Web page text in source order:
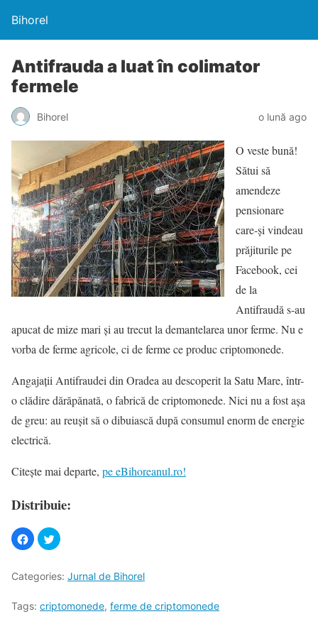
Bihorel
Antifrauda a luat în colimator
fermele
Bihorel o lună ago
O veste bună!
Sătui să
amendeze
pensionare
care-și vindeau
prăjiturile pe
Facebook, cei
de la
Antifraudă s-au
apucat de mize mari și au trecut la demantelarea unor ferme. Nu e
vorba de ferme agricole, ci de ferme ce produc criptomonede.
Angajații Antifraudei din Oradea au descoperit la Satu Mare, într-
o clădire dărăpănată, o fabrică de criptomonede. Nici nu a fost așa
de greu: au reușit să o dibuiască după consumul enorm de energie
electrică.
Citește mai departe, pe eBihoreanul.ro!
Distribuie:
Categories: Jurnal de Bihorel
Tags: criptomonede, ferme de criptomonede